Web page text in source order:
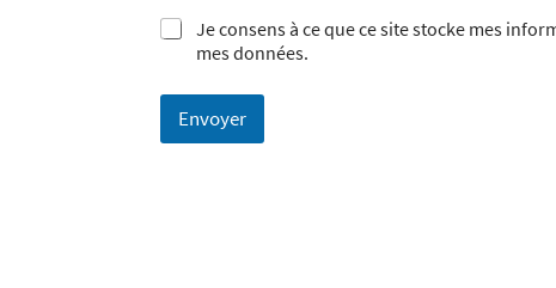
Je consens à ce que ce site stocke mes
mes données.
Envoyer